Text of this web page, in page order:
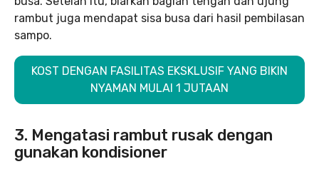
rambut juga mendapat sisa busa dari hasil pembilasan
sampo.
KOST DENGAN FASILITAS EKSKLUSIF YANG BIKIN
NYAMAN MULAI 1 JUTAAN
3. Mengatasi rambut rusak dengan
gunakan kondisioner